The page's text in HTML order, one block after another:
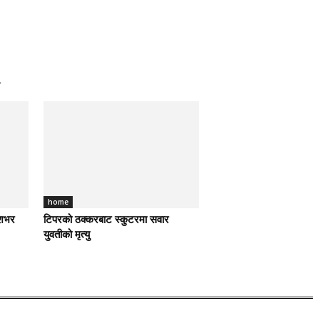
home
टिपरको ठक्करबाट स्कुटरमा सवार
युवतीको मृत्यु